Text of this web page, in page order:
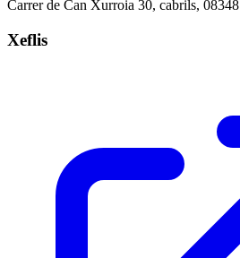
Carrer de Can Xurroia 30, cabrils, 08348
Xeflis